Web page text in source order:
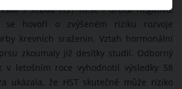
s sebou HST nese i určitá negativa,
se hovoří o zvýšeném riziku rozvoje
krevních sraženin. Vztah hormonální
zkoumaly již desítky studií. Odborný
v letošním roce vyhodnotil výsledky 58
ukázala, že HST skutečně může riziko